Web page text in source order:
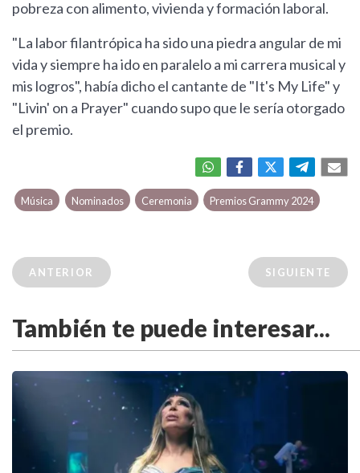
pobreza con alimento, vivienda y formación laboral.
"La labor filantrópica ha sido una piedra angular de mi
vida y siempre ha ido en paralelo a mi carrera musical y
mis logros", había dicho el cantante de "It's My Life" y
"Livin' on a Prayer" cuando supo que le sería otorgado
el premio.
Música Nominados Ceremonia Premios Grammy 2024
ANTERIOR SIGUIENTE
También te puede interesar...